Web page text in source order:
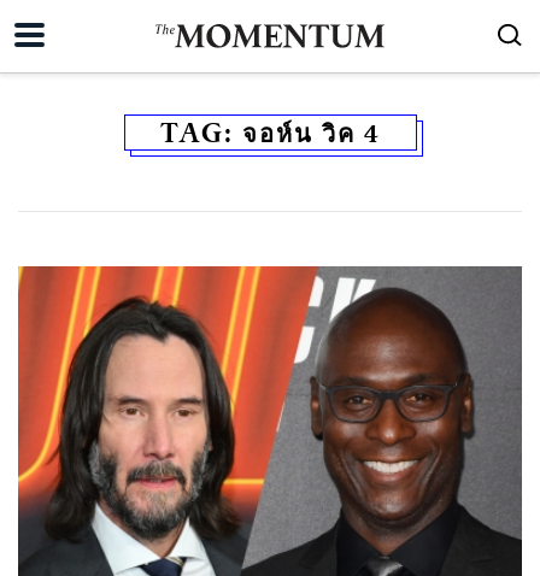
TAG: จอห์น วิค 4